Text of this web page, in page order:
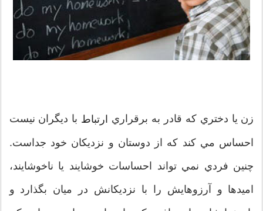
زن يا دختري که قادر به برقراري ارتباط با ديگران نيست
احساس مي کند که از دوستان و نزديکان خود جداست.
چنين فردي نمي تواند احساسات خوشايند يا ناخوشايند،
اميدها و آرزوهايش را با نزديکانش در ميان بگذارد و